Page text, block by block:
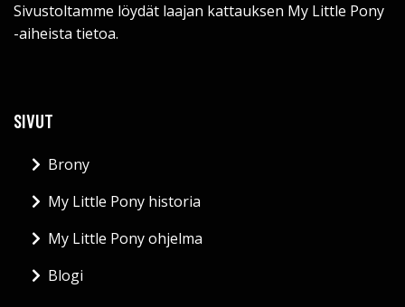
Sivustoltamme löydät laajan kattauksen My Little Pony
-aiheista tietoa.
SIVUT
Brony
My Little Pony historia
My Little Pony ohjelma
Blogi